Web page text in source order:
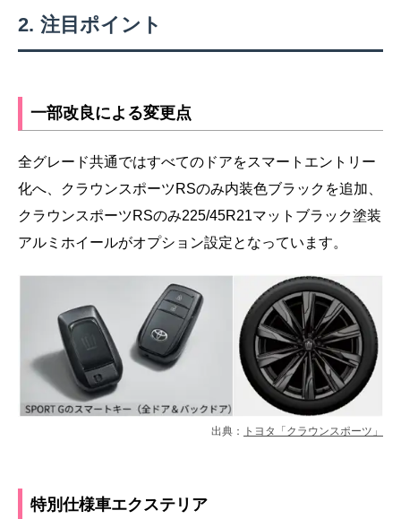
注目ポイント
一部改良による変更点
全グレード共通ではすべてのドアをスマートエントリー
化へ、クラウンスポーツRSのみ内装色ブラックを追加、
クラウンスポーツRSのみ225/45R21マットブラック塗装
アルミホイールがオプション設定となっています。
出典： トヨタ「クラウンスポーツ」
特別仕様車エクステリア